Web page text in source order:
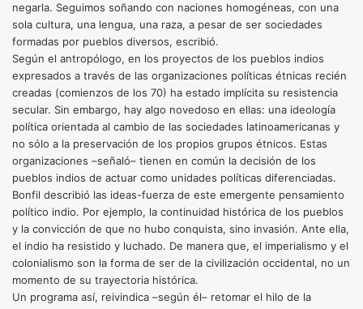
negarla. Seguimos soñando con naciones homogéneas, con una
sola cultura, una lengua, una raza, a pesar de ser sociedades
formadas por pueblos diversos, escribió.
Según el antropólogo, en los proyectos de los pueblos indios
expresados a través de las organizaciones políticas étnicas recién
creadas (comienzos de los 70) ha estado implícita su resistencia
secular. Sin embargo, hay algo novedoso en ellas: una ideología
política orientada al cambio de las sociedades latinoamericanas y
no sólo a la preservación de los propios grupos étnicos. Estas
organizaciones –señaló– tienen en común la decisión de los
pueblos indios de actuar como unidades políticas diferenciadas.
Bonfil describió las ideas-fuerza de este emergente pensamiento
político indio. Por ejemplo, la continuidad histórica de los pueblos
y la convicción de que no hubo conquista, sino invasión. Ante ella,
el indio ha resistido y luchado. De manera que, el imperialismo y el
colonialismo son la forma de ser de la civilización occiden­tal, no un
momento de su trayectoria histórica.
Un programa así, reivindica –según él– retomar el hilo de la